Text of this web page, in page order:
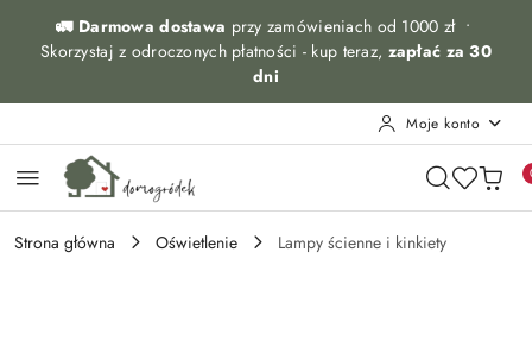
Przejdź do treści głównej
Przejdź do wyszukiwarki
Przejdź do moje konto
Przejdź do menu głównego
Przejdź do opisu produktu
Przejdź do stopki
🚛 Darmowa dostawa przy zamówieniach od 1000 zł •
Skorzystaj z odroczonych płatności - kup teraz, zapłać za 30
dni
Moje konto
Strona główna Oświetlenie Lampy ścienne i kinkiety